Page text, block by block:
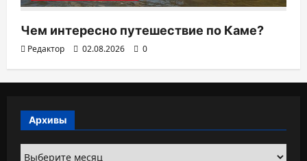
Чем интересно путешествие по Каме?
Редактор 02.08.2026 0
Архивы
Архивы